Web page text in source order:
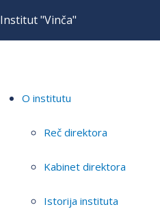
Institut "Vinča"
O institutu
Reč direktora
Kabinet direktora
Istorija instituta